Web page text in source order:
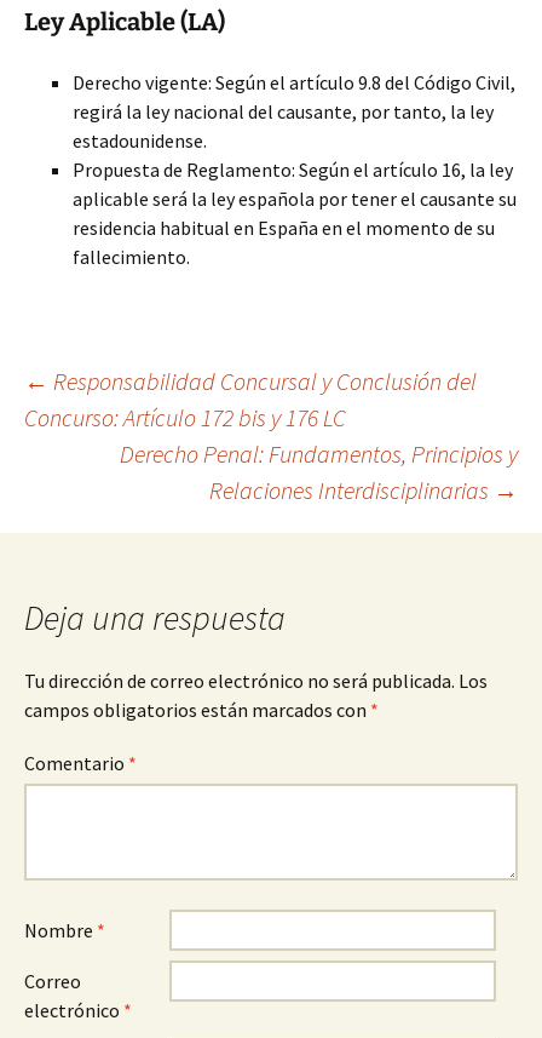
Ley Aplicable (LA)
Derecho vigente: Según el artículo 9.8 del Código Civil,
regirá la ley nacional del causante, por tanto, la ley
estadounidense.
Propuesta de Reglamento: Según el artículo 16, la ley
aplicable será la ley española por tener el causante su
residencia habitual en España en el momento de su
fallecimiento.
Navegación
entradas
← Responsabilidad Concursal y Conclusión del
Concurso: Artículo 172 bis y 176 LC
Derecho Penal: Fundamentos, Principios y
Relaciones Interdisciplinarias →
Deja una respuesta
Tu dirección de correo electrónico no será publicada. Los
campos obligatorios están marcados con *
Comentario *
Nombre *
Correo
electrónico *